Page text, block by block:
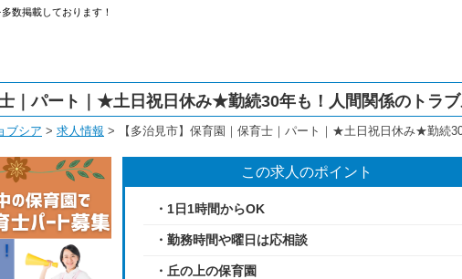
数掲載しております！
士｜パート｜★土日祝日休み★勤続30年も！人間関係のトラ
ブシア > 求人情報 > 【多治見市】保育園｜保育士｜パート｜★土日祝日休み★勤続
この求人のポイント
・1日1時間からOK
・勤務時間や曜日は応相談
・丘の上の保育園